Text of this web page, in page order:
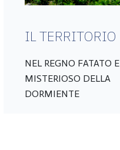
IL TERRITORIO
NEL REGNO FATATO E
MISTERIOSO DELLA
DORMIENTE